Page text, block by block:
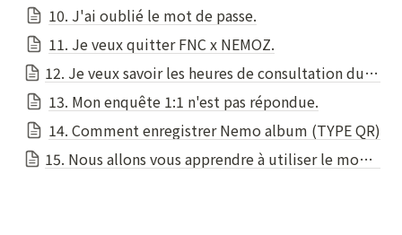
10. J'ai oublié le mot de passe.
11. Je veux quitter FNC x NEMOZ.
12. Je veux savoir les heures de consultation du centre client.
13. Mon enquête 1:1 n'est pas répondue.
14. Comment enregistrer Nemo album (TYPE QR)
15. Nous allons vous apprendre à utiliser le mode hors ligne.